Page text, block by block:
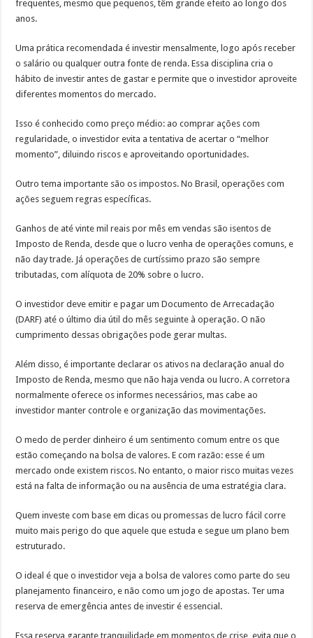
frequentes, mesmo que pequenos, têm grande efeito ao longo dos
anos.
Uma prática recomendada é investir mensalmente, logo após receber
o salário ou qualquer outra fonte de renda. Essa disciplina cria o
hábito de investir antes de gastar e permite que o investidor aproveite
diferentes momentos do mercado.
Isso é conhecido como preço médio: ao comprar ações com
regularidade, o investidor evita a tentativa de acertar o “melhor
momento”, diluindo riscos e aproveitando oportunidades.
Outro tema importante são os impostos. No Brasil, operações com
ações seguem regras específicas.
Ganhos de até vinte mil reais por mês em vendas são isentos de
Imposto de Renda, desde que o lucro venha de operações comuns, e
não day trade. Já operações de curtíssimo prazo são sempre
tributadas, com alíquota de 20% sobre o lucro.
O investidor deve emitir e pagar um Documento de Arrecadação
(DARF) até o último dia útil do mês seguinte à operação. O não
cumprimento dessas obrigações pode gerar multas.
Além disso, é importante declarar os ativos na declaração anual do
Imposto de Renda, mesmo que não haja venda ou lucro. A corretora
normalmente oferece os informes necessários, mas cabe ao
investidor manter controle e organização das movimentações.
O medo de perder dinheiro é um sentimento comum entre os que
estão começando na bolsa de valores. E com razão: esse é um
mercado onde existem riscos. No entanto, o maior risco muitas vezes
está na falta de informação ou na ausência de uma estratégia clara.
Quem investe com base em dicas ou promessas de lucro fácil corre
muito mais perigo do que aquele que estuda e segue um plano bem
estruturado.
O ideal é que o investidor veja a bolsa de valores como parte do seu
planejamento financeiro, e não como um jogo de apostas. Ter uma
reserva de emergência antes de investir é essencial.
Essa reserva garante tranquilidade em momentos de crise, evita que o